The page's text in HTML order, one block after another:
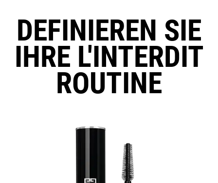
DEFINIEREN SIE
IHRE L'INTERDIT
ROUTINE